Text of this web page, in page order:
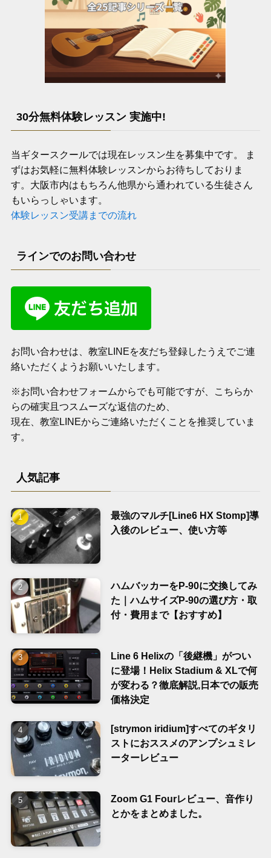
30分無料体験レッスン 実施中!
当ギタースクールでは現在レッスン生を募集中です。 ま
ずはお気軽に無料体験レッスンからお待ちしておりま
す。大阪市内はもちろん他県から通われている生徒さん
もいらっしゃいます。
体験レッスン受講までの流れ
ラインでのお問い合わせ
お問い合わせは、教室LINEを友だち登録したうえでご連
絡いただくようお願いいたします。
※お問い合わせフォームからでも可能ですが、こちらか
らの確実且つスムーズな返信のため、
現在、教室LINEからご連絡いただくことを推奨していま
す。
人気記事
最強のマルチ[Line6 HX Stomp]導
入後のレビュー、使い方等
ハムバッカーをP-90に交換してみ
た｜ハムサイズP-90の選び方・取
付・費用まで【おすすめ】
Line 6 Helixの「後継機」がつい
に登場！Helix Stadium & XLで何
が変わる？徹底解説,日本での販売
価格決定
[strymon iridium]すべてのギタリ
ストにおススメのアンプシュミレ
ーターレビュー
Zoom G1 Fourレビュー、音作り
とかをまとめました。